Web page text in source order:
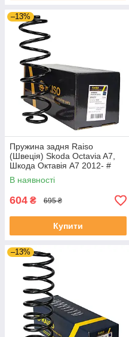
–13%
Пружина задня Raiso
(Швеція) Skoda Octavia A7,
Шкода Октавія А7 2012- #
SR092TP UASKXMH4
В наявності
604 ₴ 695 ₴
Купити
–13%